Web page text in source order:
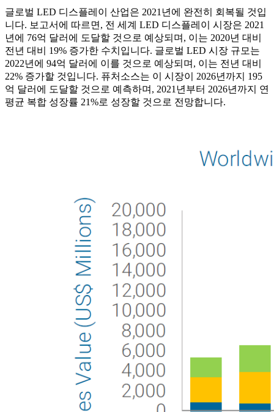
글로벌 LED 디스플레이 산업은 2021년에 완전히 회복될 것입
니다. 보고서에 따르면, 전 세계 LED 디스플레이 시장은 2021
년에 76억 달러에 도달할 것으로 예상되며, 이는 2020년 대비
전년 대비 19% 증가한 수치입니다. 글로벌 LED 시장 규모는
2022년에 94억 달러에 이를 것으로 예상되며, 이는 전년 대비
22% 증가할 것입니다. 퓨처소스는 이 시장이 2026년까지 195
억 달러에 도달할 것으로 예측하며, 2021년부터 2026년까지 연
평균 복합 성장률 21%로 성장할 것으로 전망합니다.